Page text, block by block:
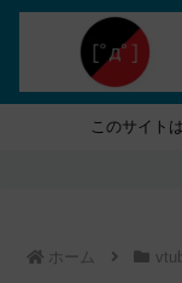
このサイト
ホーム